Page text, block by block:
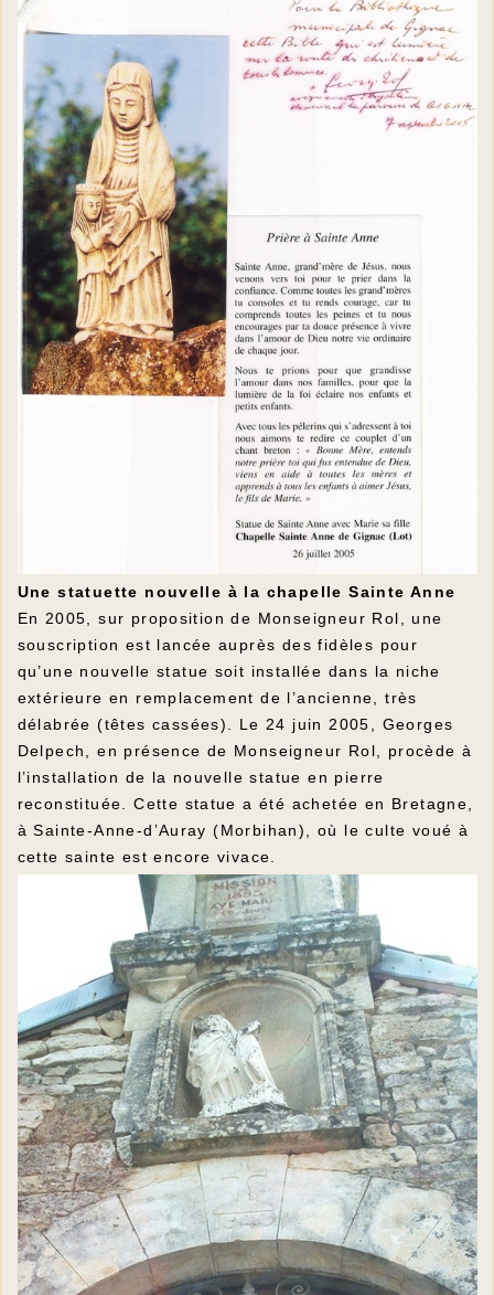
Une statuette nouvelle à la chapelle Sainte Anne
En 2005, sur proposition de Monseigneur Rol, une
souscription est lancée auprès des fidèles pour
qu’une nouvelle statue soit installée dans la niche
extérieure en remplacement de l’ancienne, très
délabrée (têtes cassées). Le 24 juin 2005, Georges
Delpech, en présence de Monseigneur Rol, procède à
l’installation de la nouvelle statue en pierre
reconstituée. Cette statue a été achetée en Bretagne,
à Sainte-Anne-d’Auray (Morbihan), où le culte voué à
cette sainte est encore vivace.